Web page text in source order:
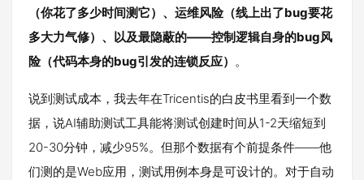
（你花了多少时间测它）、运维风险（线上出了bug要花
多大力气修）、以及最隐蔽的——控制逻辑自身的bug风
险（代码本身的bug引发的连锁反应） 。
说到测试成本，我去年在Tricentis的白皮书里看到一个数
据，说AI辅助测试工具能将测试创建时间从1-2天缩短到
20-30分钟，减少95%。但那个数据有个前提条件——他
们测的是Web应用，测试用例本身是可设计的。对于自动